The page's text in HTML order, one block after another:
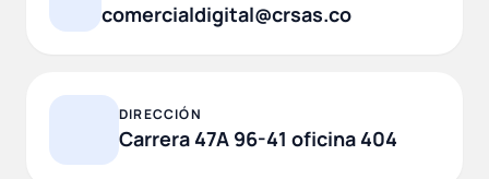
comercialdigital@crsas.co
DIRECCIÓN
Carrera 47A 96-41 oficina 404